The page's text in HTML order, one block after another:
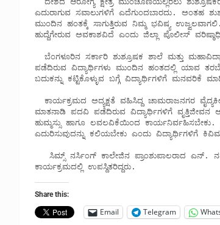
ಎದುರಾಗುವ ಸವಾಲುಗಳಿಗೆ ಎದೆಗುಂದಬಾರದು. ಅಂತಹ
ಮುಂದಿನ ಹಂತಕ್ಕೆ ಸಾಗುತ್ತಿರುವ ನಿಮ್ಮ ಭವಿಷ್ಯ
ಹುದ್ದೆಗೇರುವ ಅವಕಾಶವಿದೆ ಎಂದು ಜಿಲ್ಲಾ ಪೊಲೀಸ್
ಪಡೆದಿರುವ ವಿದ್ಯಾರ್ಥಿಗಳು ಮುಂದಿನ ಹಂತದಲ್ಲಿ ಯಾವ
ಬದುಕನ್ನು ಕಟ್ಟಿಕೊಳ್ಳುವ ಬಗ್ಗೆ ವಿದ್ಯಾರ್ಥಿಗಳಿಗೆ ಮನವರಿಕೆ
ಮಾತನಾಡಿ ಪದವಿ ಪಡೆದಿರುವ ವಿದ್ಯಾರ್ಥಿಗಳಿಗೆ
ಹುಮ್ಮಸ್ಸು ಹಾಗೂ ಲವಲವಿಕೆಯಿಂದ ಕಾರ್ಯನಿರ್ವಹಿಸಬೇಕು.
ಎದುರಿಸುವುದನ್ನು ಕಲಿಯಬೇಕು ಎಂದು ವಿದ್ಯಾರ್ಥಿಗಳಿಗೆ
ಕಾರ್ಯಕ್ರಮದಲ್ಲಿ ಉಪಸ್ಥಿತರಿದ್ದರು.
Share this:
Email Telegram